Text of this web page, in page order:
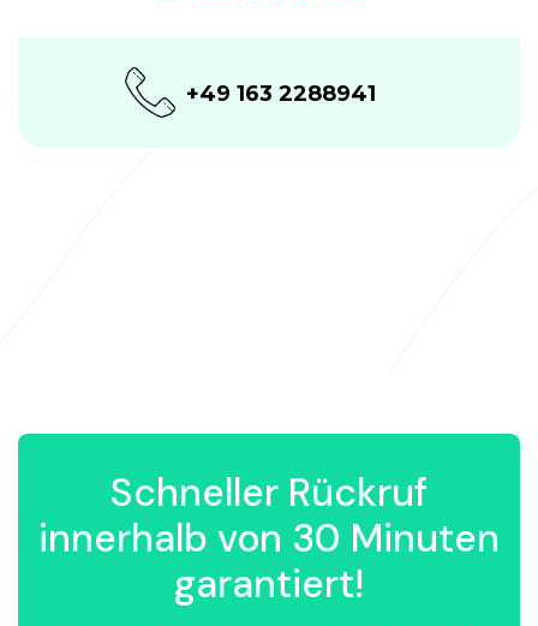
+49 163 2288941
Schneller Rückruf
innerhalb von 30 Minuten
garantiert!